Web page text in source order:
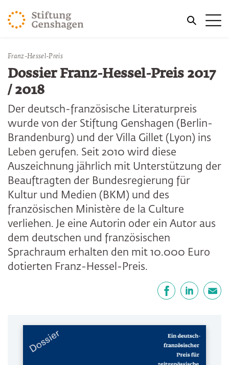
ZUM HAUPTINHALT SPRINGEN
ZUR SUCHE SPRINGEN
Sie befinden sich hier:
Start Publikationen
Franz-Hessel-Preis
Dossier Franz-Hessel-Preis 2017
/ 2018
Der deutsch-französische Literaturpreis
wurde von der Stiftung Genshagen (Berlin-
Brandenburg) und der Villa Gillet (Lyon) ins
Leben gerufen. Seit 2010 wird diese
Auszeichnung jährlich mit Unterstützung der
Beauftragten der Bundesregierung für
Kultur und Medien (BKM) und des
französischen Ministère de la Culture
verliehen. Je eine Autorin oder ein Autor aus
dem deutschen und französischen
Sprachraum erhalten den mit 10.000 Euro
dotierten Franz-Hessel-Preis.